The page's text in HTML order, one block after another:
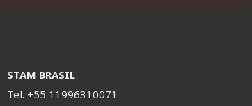
STAM BRASIL
Tel. +55 11996310071